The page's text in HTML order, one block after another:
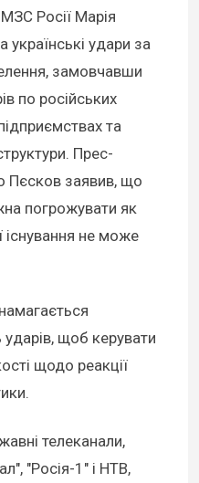
Росії Марія
українські удари за
замовчавши
по російських
та
Прес-
Пєсков заявив, що
погрожувати як
існування не може
щоб керувати
щодо реакції
телеканали,
"Росія-1" і НТВ,